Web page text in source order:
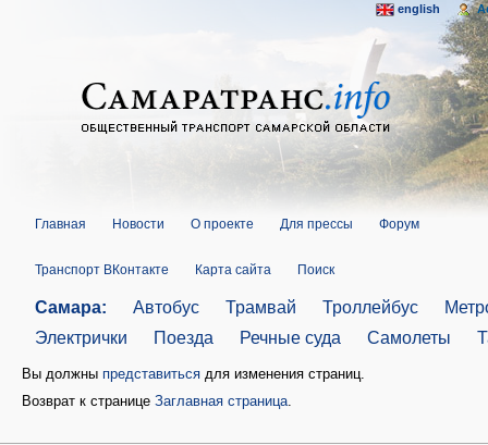
Главная Новости О проекте Для прессы Форум
Транспорт ВКонтакте Карта сайта Поиск
Самара: Автобус Трамвай Троллейбус
Электрички
Поезда Речные суда Самолеты
Вы должны представиться для изменения страниц.
Возврат к странице Заглавная страница.
english